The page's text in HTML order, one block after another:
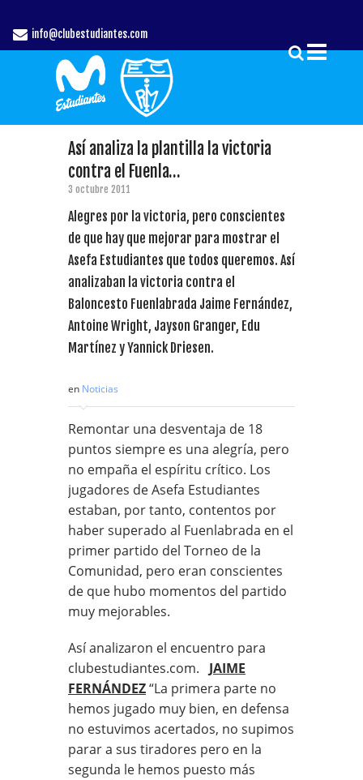
info@clubestudiantes.com
Así analiza la plantilla la victoria
contra el Fuenla…
3 octubre 2011
Alegres por la victoria, pero conscientes
de que hay que mejorar para mostrar el
Asefa Estudiantes que todos queremos. Así
analizaban la victoria contra el
Baloncesto Fuenlabrada Jaime Fernández,
Antoine Wright, Jayson Granger, Edu
Martínez y Yannick Driesen.
en Noticias
Remontar una desventaja de 18
puntos siempre es una alegría, pero
no empaña el espíritu crítico. Los
jugadores de Asefa Estudiantes
estaban, por tanto, contentos por
haber superado al Fuenlabrada en el
primer partido del Torneo de la
Comunidad, pero eran conscientes
de que hubo momentos del partido
muy mejorables.
Así analizaron el encuentro para
clubestudiantes.com. JAIME
FERNÁNDEZ“La primera parte no
hemos jugado muy bien, en defensa
no estuvimos acertados, no supimos
parar a sus tiradores pero en la
segunda le hemos puesto más